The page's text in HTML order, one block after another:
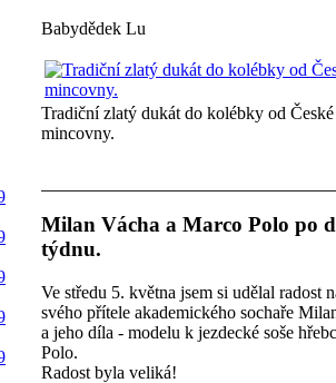
Babydědek Lu
Tradiční zlatý dukát do kolébky od České
mincovny.
Milan Vácha a Marco Polo po
týdnu.
Ve středu 5. května jsem si udělal radost
svého přítele akademického sochaře
a jeho díla - modelu k jezdecké soše
Polo.
Radost byla veliká!